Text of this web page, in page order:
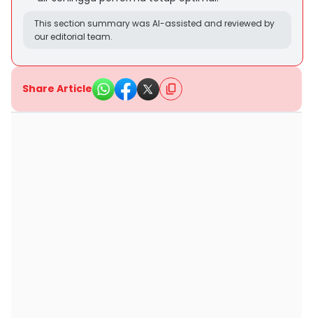
This section summary was AI-assisted and reviewed by
our editorial team.
Share Article